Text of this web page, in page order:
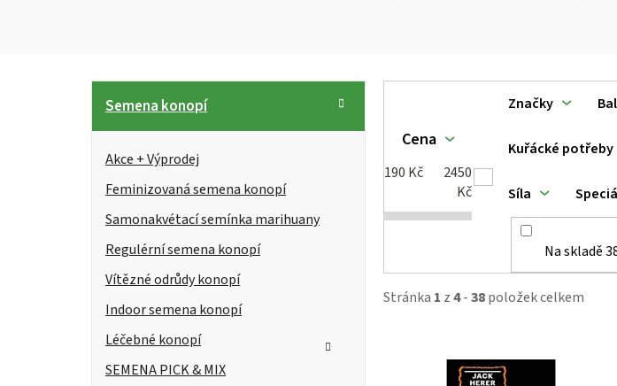
P
o
a
n
n
kategorie
K
t
Semena konopí
Akce + Výprodej
Feminizovaná semena konopí
Samonakvétací semínka marihuany
Regulérní semena konopí
Vítězné odrůdy konopí
Indoor semena konopí
Léčebné konopí
SEMENA PICK & MIX
Stránka 1 z4-38položek celkem
Cena
190 Kč
2450
Kč
Na skladě
Značky
Kuřácké potřeby
Síla
p
i
p
r